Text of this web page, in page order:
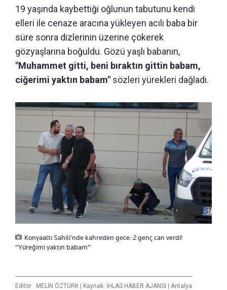
19 yaşında kaybettiği oğlunun tabutunu kendi
elleri ile cenaze aracına yükleyen acılı baba bir
süre sonra dizlerinin üzerine çökerek
gözyaşlarına boğuldu. Gözü yaşlı babanın,
"Muhammet gitti, beni bıraktın gittin babam,
ciğerimi yaktın babam" sözleri yürekleri dağladı.
Konyaaltı Sahili'nde kahreden gece: 2 genç can verdi!
“Yüreğimi yaktın babam”
Editör : MELİN ÖZTÜRK | Kaynak: İHLAS HABER AJANSI | Antalya